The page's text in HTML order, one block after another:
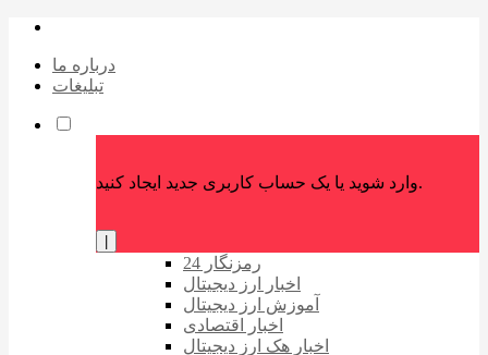
درباره ما
تبلیغات
وارد شوید یا یک حساب کاربری جدید ایجاد کنید.
رمزنگار 24
اخبار ارز دیجیتال
آموزش ارز دیجیتال
اخبار اقتصادی
اخبار هک ارز دیجیتال